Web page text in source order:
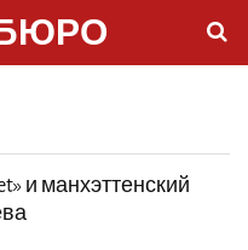
и манхэттенский